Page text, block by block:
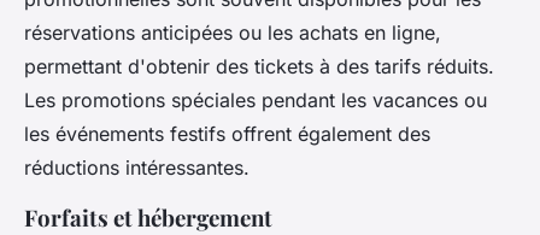
réservations anticipées ou les achats en ligne,
permettant d'obtenir des tickets à des tarifs réduits.
Les promotions spéciales pendant les vacances ou
les événements festifs offrent également des
réductions intéressantes.
Forfaits et hébergement